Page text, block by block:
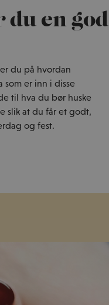
en god
du på hvordan
som er inn i disse
til hva du bør huske
slik at du får et godt,
og fest.